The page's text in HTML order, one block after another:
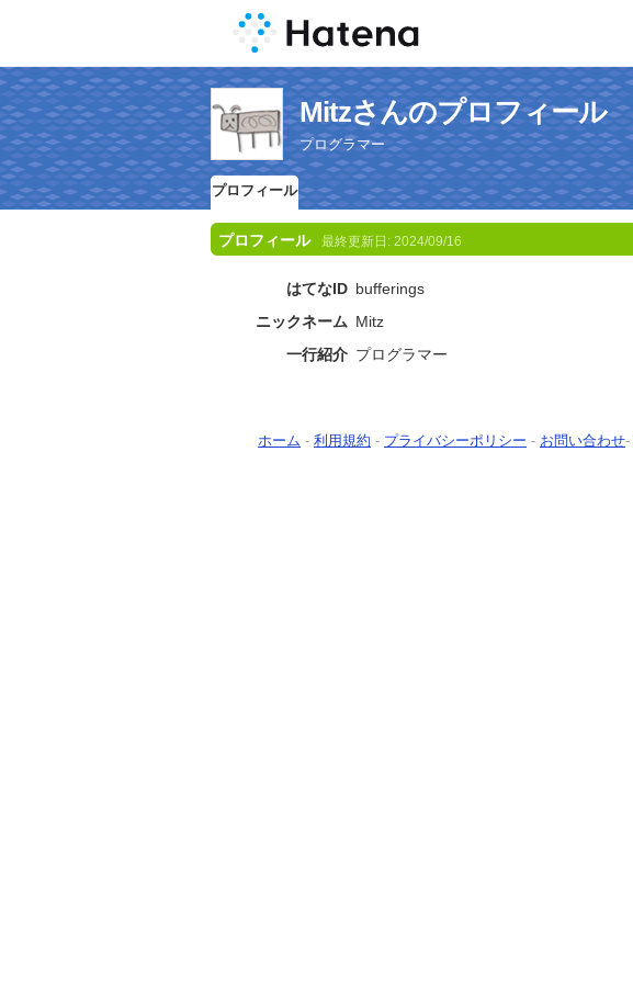
Mitzさんのプロフィール
プログラマー
プロフィール
プロフィール 最終更新日: 2024/09/16
はてなID bufferings
ニックネーム Mitz
一行紹介 プログラマー
ホーム - 利用規約 - プライバシーポリシー - お問い合わせ-